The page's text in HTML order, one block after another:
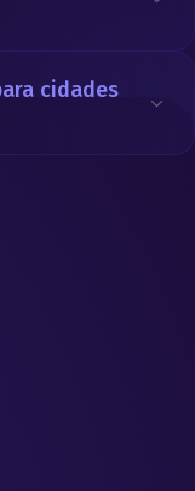
cidades